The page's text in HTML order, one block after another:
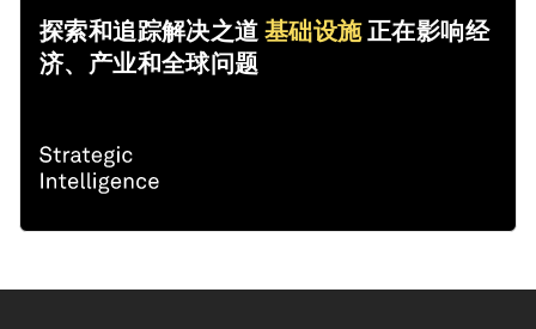
探索和追踪解决之道基础设施正在影响经
济、产业和全球问题